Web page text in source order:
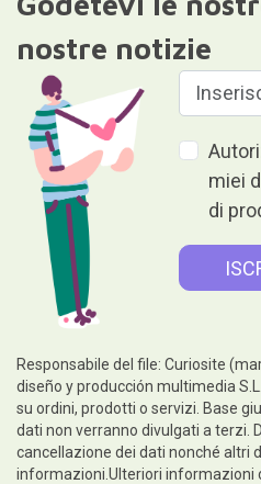
nostre notizie
miei
di
Responsabile del file: Curiosite
diseño y producción multimedia
su ordini, prodotti o servizi. Base
dati non verranno divulgati a terzi.
cancellazione dei dati nonché altri
informazioni.Ulteriori informazioni